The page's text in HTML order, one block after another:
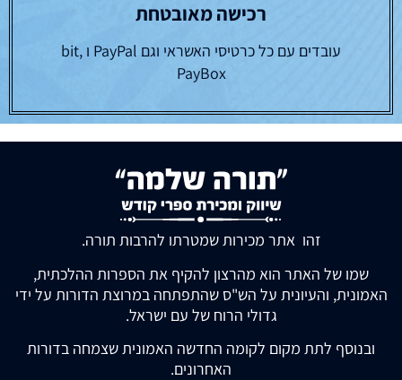
רכישה מאובטחת
עובדים עם כל כרטיסי האשראי וגם PayPal ו bit,
PayBox
זהו אתר מכירות שמטרתו להרבות תורה.
שמו של האתר הוא מהרצון להקיף את הספרות ההלכתית,
האמונית, והעיונית על הש"ס שהתפתחה במרוצת הדורות על ידי
גדולי הרוח של עם ישראל.
ובנוסף לתת מקום לקומה החדשה האמונית שצמחה בדורות
האחרונים.